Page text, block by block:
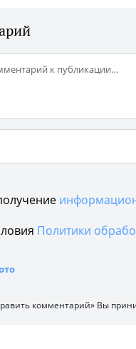
Политики
комментарий» Вы